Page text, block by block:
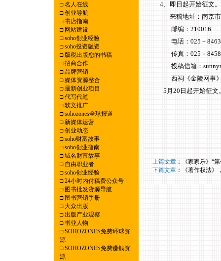
□名人在线
□创业导航
□书店指南
□网站建设
□soho创业经验
□soho投资融资
□版税出版您的书稿
□招商合作
□品牌营销
□媒体资源整合
□最新创业项目
□代写代笔
□软文推广
□sohozones全球报道
□新媒体运营
□创业动态
□soho财富故事
□soho创业指南
□域名财富故事
□自由职业者
□soho创业经验
□24小时内付稿费公众号
□图书批发货源导航
□图书营销手册
□大众出版
□出版产业观察
□书业人物
□SOHOZONES免费环球资
源
□SOHOZONES免费赚钱资
源
4、即日起开始征文。
来稿地址：南京市解
邮编：210016
电话：025－
传真：025－
投稿信箱：
西祠《金陵网事》版
5月20日起开始征文。
上篇文章：
《家家乐》“
下篇文章： 《著作权法》